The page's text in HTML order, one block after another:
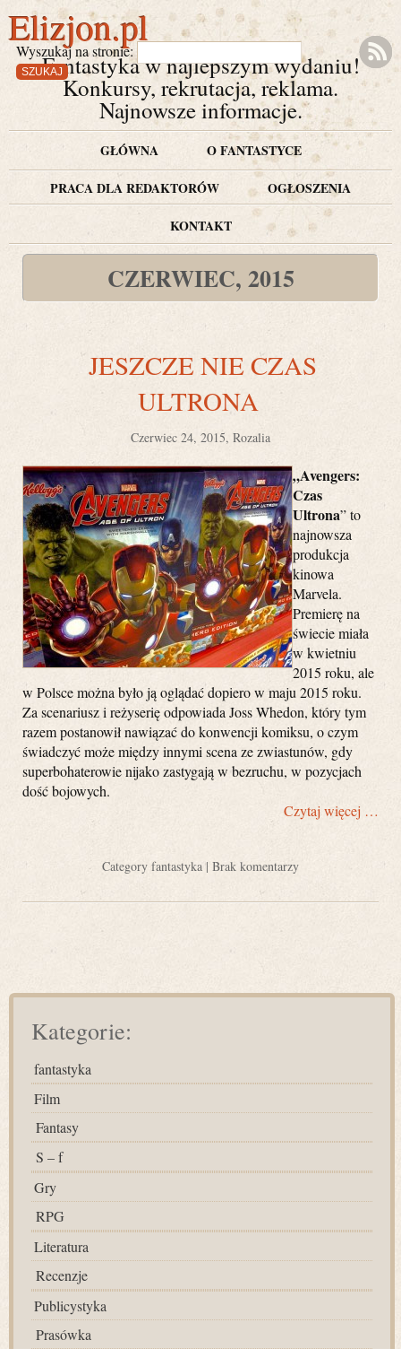
Wyszukaj na stronie:
Elizjon.pl
Fantastyka w najlepszym wydaniu!
Konkursy, rekrutacja, reklama.
Najnowsze informacje.
GŁÓWNA
O FANTASTYCE
PRACA DLA REDAKTORÓW
OGŁOSZENIA
KONTAKT
CZERWIEC, 2015
JESZCZE NIE CZAS
ULTRONA
Czerwiec 24, 2015, Rozalia
„Avengers:
Czas
Ultrona” to
najnowsza
produkcja
kinowa
Marvela.
Premierę na
świecie miała
w kwietniu
2015 roku, ale
w Polsce można było ją oglądać dopiero w maju 2015 roku.
Za scenariusz i reżyserię odpowiada Joss Whedon, który tym
razem postanowił nawiązać do konwencji komiksu, o czym
świadczyć może między innymi scena ze zwiastunów, gdy
superbohaterowie nijako zastygają w bezruchu, w pozycjach
dość bojowych.
Czytaj więcej …
Category fantastyka| Brak komentarzy
Kategorie:
fantastyka
Film
Fantasy
S – f
Gry
RPG
Literatura
Recenzje
Publicystyka
Prasówka